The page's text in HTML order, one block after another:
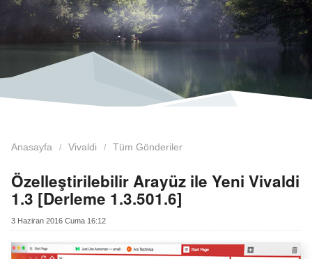
Anasayfa Vivaldi Tüm Gönderiler
Özelleştirilebilir Arayüz ile Yeni Vivaldi
1.3 [Derleme 1.3.501.6]
3 Haziran 2016 Cuma 16:12